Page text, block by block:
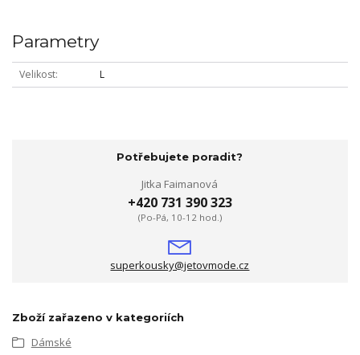
Parametry
Velikost L
Potřebujete poradit?
Jitka Faimanová
+420 731 390 323
(Po-Pá, 10-12 hod.)
superkousky@jetovmode.cz
Zboží zařazeno v kategoriích
Dámské